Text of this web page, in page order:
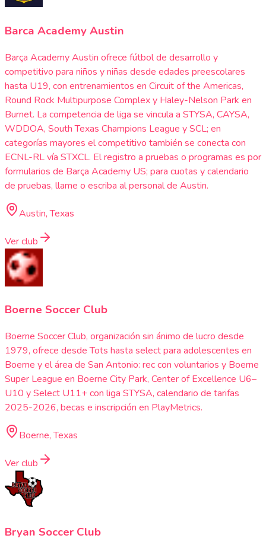
Barca Academy Austin
Barça Academy Austin ofrece fútbol de desarrollo y
competitivo para niños y niñas desde edades preescolares
hasta U19, con entrenamientos en Circuit of the Americas,
Round Rock Multipurpose Complex y Haley-Nelson Park en
Burnet. La competencia de liga se vincula a STYSA, CAYSA,
WDDOA, South Texas Champions League y SCL; en
categorías mayores el competitivo también se conecta con
ECNL-RL vía STXCL. El registro a pruebas o programas es por
formularios de Barça Academy US; para cuotas y calendario
de pruebas, llame o escriba al personal de Austin.
Austin, Texas
Ver club
Boerne Soccer Club
Boerne Soccer Club, organización sin ánimo de lucro desde
1979, ofrece desde Tots hasta select para adolescentes en
Boerne y el área de San Antonio: rec con voluntarios y Boerne
Super League en Boerne City Park, Center of Excellence U6–
U10 y Select U11+ con liga STYSA, calendario de tarifas
2025-2026, becas e inscripción en PlayMetrics.
Boerne, Texas
Ver club
Bryan Soccer Club